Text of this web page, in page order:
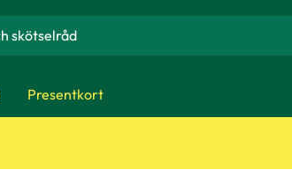
Presentkort